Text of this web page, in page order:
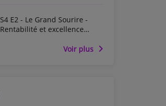
S4 E2 - Le Grand Sourire -
Rentabilité et excellence
Voir plus